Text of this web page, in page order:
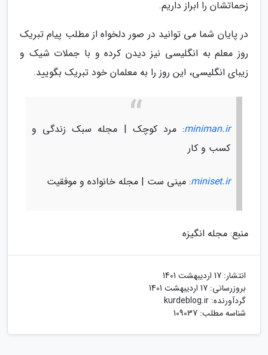
زحماتشان را ابراز داریم.
در پایان شما می توانید در صور دلخواه از مطلب پیام تبریک
روز معلم به انگلیسی نیز دیدن کرده و با جملات شیک و
زیبای انگلیسی، این روز را به معلمان خود تبریک بگویید.
miniman.ir: مرد کوچک | مجله سبک زندگی و
کسب و کار
miniset.ir: مینی ست | مجله خانواده و موفقیت
منبع: مجله انگیزه
انتشار: 17 اردیبهشت 1401
بروزرسانی: 17 اردیبهشت 1401
گردآورنده: kurdeblog.ir
شناسه مطلب: 109037